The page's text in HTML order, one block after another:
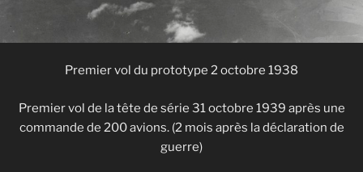
Premier vol du prototype 2 octobre 1938
Premier vol de la tête de série 31 octobre 1939 après une
commande de 200 avions. (2 mois après la déclaration de
guerre)